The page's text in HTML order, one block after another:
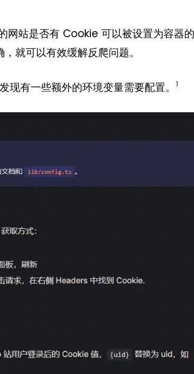
网站是否有 Cookie 可以被设置为容器
就可以有效缓解反爬问题。
现有一些额外的环境变量需要配置。 1